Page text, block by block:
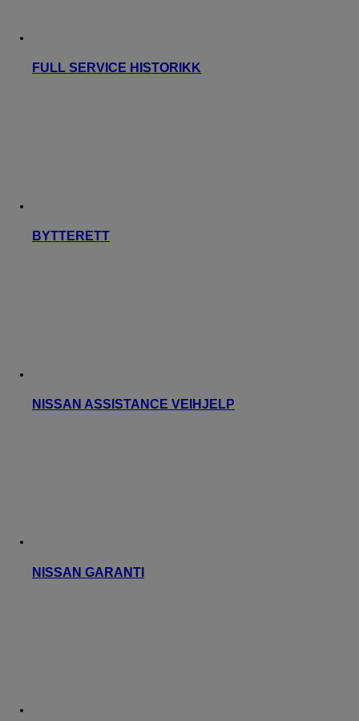
FULL SERVICE HISTORIKK
BYTTERETT
NISSAN ASSISTANCE VEIHJELP
NISSAN GARANTI